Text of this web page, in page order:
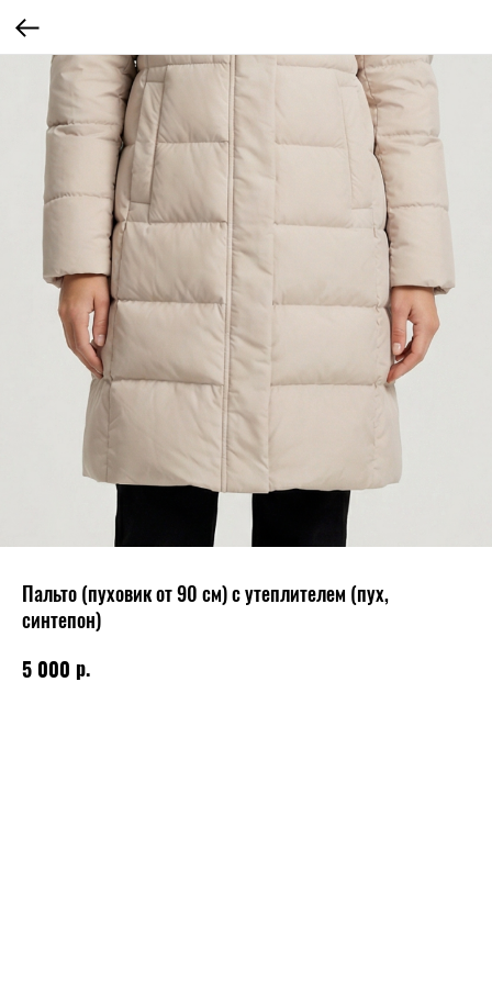
Пальто (пуховик от 90 см) с утеплителем (пух,
синтепон)
5 000 р.